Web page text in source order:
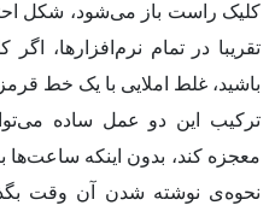
کلیک راست باز می‌شود، شکل‌
تقریبا در تمام نرم‌افزار‌ها، اگر
باشید، غلط املایی با یک خط
ترکیب این دو عمل ساده
معجزه کند، بدون اینکه
نحوه‌ی نوشته شدن آن وقت